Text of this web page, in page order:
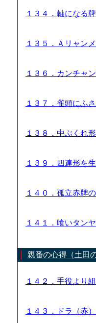
１３４．軸になる
１３５．Ａリャン
１３６．カンチャ
１３７．雀頭にふ
１３８．中ぶくれ
１３９．四連形を
１４０．孤立赤牌
１４１．喰いタン
親番の心得（土田
１４２．手役より
１４３．ドラ（赤